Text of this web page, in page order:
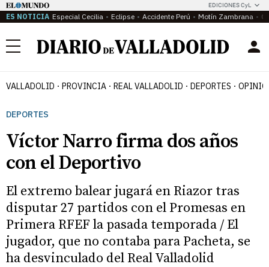
EDICIONES CyL
ES NOTICIA Especial Cecilia Eclipse Accidente Perú Motín Zambrana
Menú
VALLADOLID PROVINCIA REAL VALLADOLID DEPORTES
DEPORTES
Víctor Narro firma dos años
con el Deportivo
El extremo balear jugará en Riazor tras
disputar 27 partidos con el Promesas en
Primera RFEF la pasada temporada / El
jugador, que no contaba para Pacheta, se
ha desvinculado del Real Valladolid